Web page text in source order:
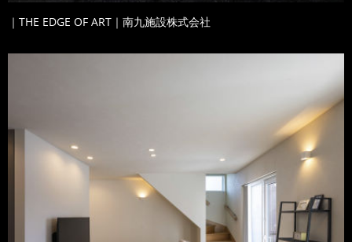
｜THE EDGE OF ART｜南九施設株式会社